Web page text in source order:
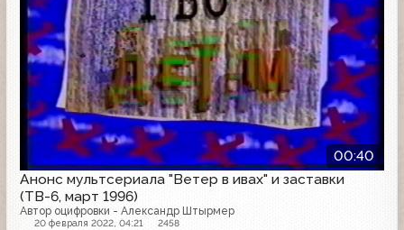
00:40
Анонс мультсериала "Ветер в ивах" и заставки
(ТВ-6, март 1996)
Автор оцифровки - Александр Штырмер
20 февраля 2022, 04:21 2458